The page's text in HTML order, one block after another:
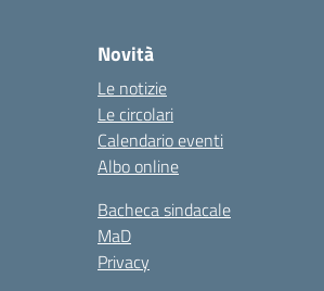
Novità
Le notizie
Le circolari
Calendario eventi
Albo online
Bacheca sindacale
MaD
Privacy